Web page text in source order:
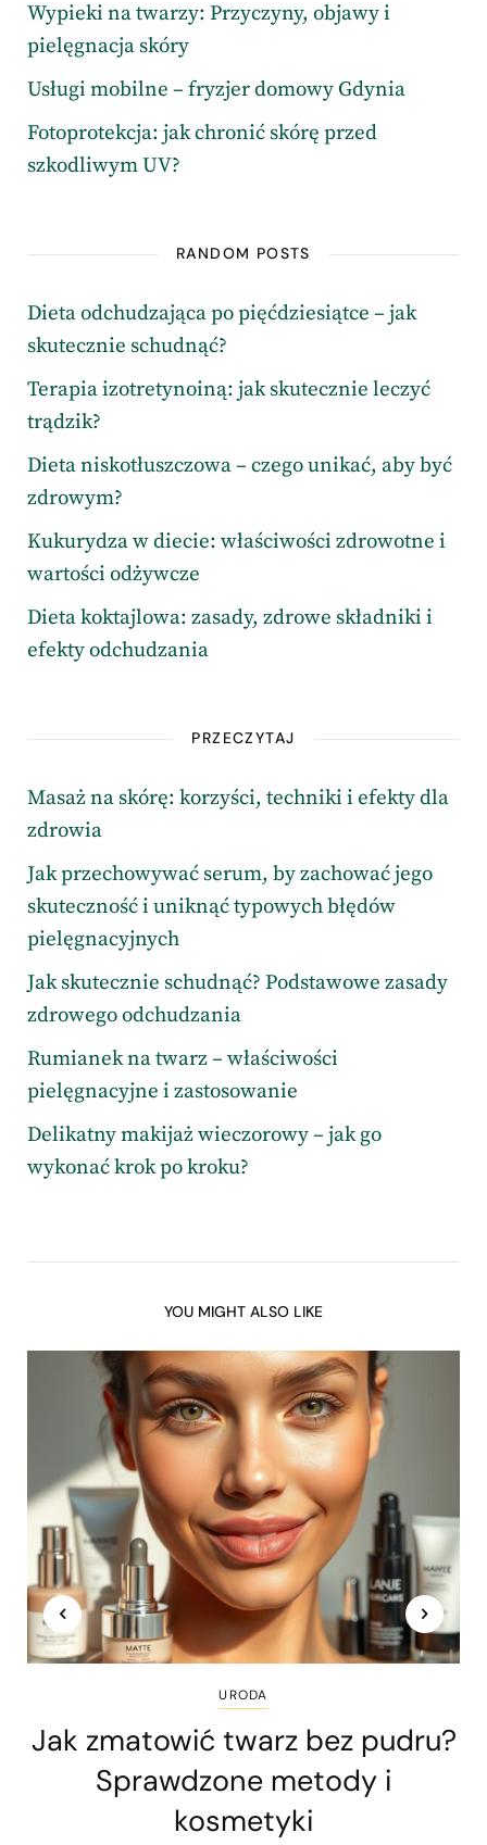
Wypieki na twarzy: Przyczyny, objawy i
pielęgnacja skóry
Usługi mobilne – fryzjer domowy Gdynia
Fotoprotekcja: jak chronić skórę przed
szkodliwym UV?
RANDOM POSTS
Dieta odchudzająca po pięćdziesiątce – jak
skutecznie schudnąć?
Terapia izotretynoiną: jak skutecznie leczyć
trądzik?
Dieta niskotłuszczowa – czego unikać, aby być
zdrowym?
Kukurydza w diecie: właściwości zdrowotne i
wartości odżywcze
Dieta koktajlowa: zasady, zdrowe składniki i
efekty odchudzania
PRZECZYTAJ
Masaż na skórę: korzyści, techniki i efekty dla
zdrowia
Jak przechowywać serum, by zachować jego
skuteczność i uniknąć typowych błędów
pielęgnacyjnych
Jak skutecznie schudnąć? Podstawowe zasady
zdrowego odchudzania
Rumianek na twarz – właściwości
pielęgnacyjne i zastosowanie
Delikatny makijaż wieczorowy – jak go
wykonać krok po kroku?
YOU MIGHT ALSO LIKE
URODA
Jak zmatowić twarz bez pudru?
Sprawdzone metody i
kosmetyki